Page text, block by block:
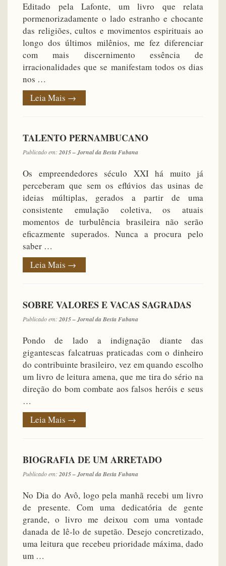
Editado pela Lafonte, um livro que relata
pormenorizadamente o lado estranho e chocante
das religiões, cultos e movimentos espirituais ao
longo dos últimos milênios, me fez diferenciar
com mais discernimento essência de
irracionalidades que se manifestam todos os dias
nos …
Leia Mais →
TALENTO PERNAMBUCANO
Publicado em: 2015 – Jornal da Besta Fubana
Os empreendedores século XXI há muito já
perceberam que sem os eflúvios das usinas de
ideias múltiplas, gerados a partir de uma
consistente emulação coletiva, os atuais
momentos de turbulência brasileira não serão
eficazmente superados. Nunca a procura pelo
saber …
Leia Mais →
SOBRE VALORES E VACAS SAGRADAS
Publicado em: 2015 – Jornal da Besta Fubana
Pondo de lado a indignação diante das
gigantescas falcatruas praticadas com o dinheiro
do contribuinte brasileiro, vez em quando escolho
um livro de leitura amena, que me tira do sério na
direção do bom combate aos falsos heróis e seus
…
Leia Mais →
BIOGRAFIA DE UM ARRETADO
Publicado em: 2015 – Jornal da Besta Fubana
No Dia do Avô, logo pela manhã recebi um livro
de presente. Com uma dedicatória de gente
grande, o livro me deixou com uma vontade
danada de lê-lo de supetão. Desejo concretizado,
uma leitura que recebeu prioridade máxima, dado
um …